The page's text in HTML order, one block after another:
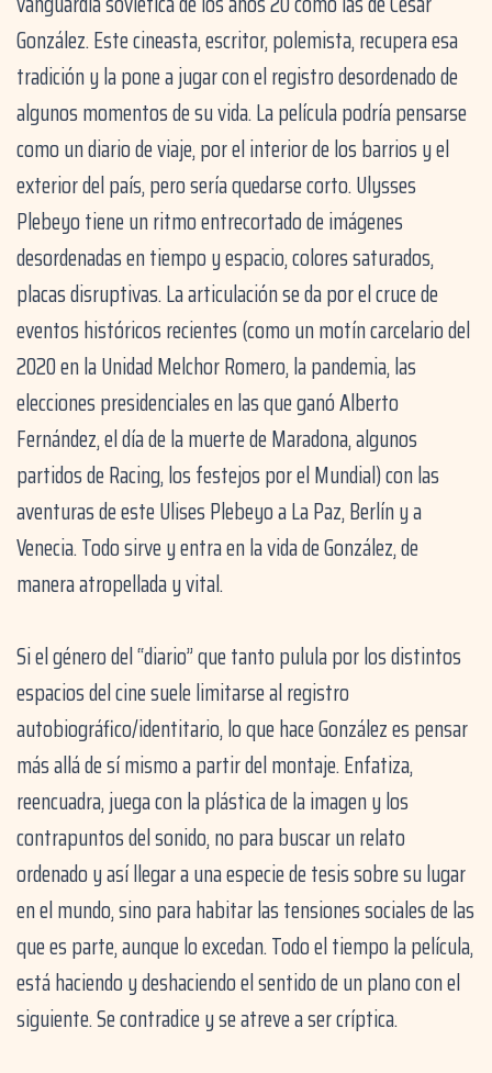
González. Este cineasta, escritor, polemista, recupera esa
tradición y la pone a jugar con el registro desordenado de
algunos momentos de su vida. La película podría pensarse
como un diario de viaje, por el interior de los barrios y el
exterior del país, pero sería quedarse corto. Ulysses
Plebeyo tiene un ritmo entrecortado de imágenes
desordenadas en tiempo y espacio, colores saturados,
placas disruptivas. La articulación se da por el cruce de
eventos históricos recientes (como un motín carcelario del
2020 en la Unidad Melchor Romero, la pandemia, las
elecciones presidenciales en las que ganó Alberto
Fernández, el día de la muerte de Maradona, algunos
partidos de Racing, los festejos por el Mundial) con las
aventuras de este Ulises Plebeyo a La Paz, Berlín y a
Venecia. Todo sirve y entra en la vida de González, de
manera atropellada y vital.
Si el género del “diario” que tanto pulula por los distintos
espacios del cine suele limitarse al registro
autobiográfico/identitario, lo que hace González es pensar
más allá de sí mismo a partir del montaje. Enfatiza,
reencuadra, juega con la plástica de la imagen y los
contrapuntos del sonido, no para buscar un relato
ordenado y así llegar a una especie de tesis sobre su lugar
en el mundo, sino para habitar las tensiones sociales de las
que es parte, aunque lo excedan. Todo el tiempo la película,
está haciendo y deshaciendo el sentido de un plano con el
siguiente. Se contradice y se atreve a ser críptica.